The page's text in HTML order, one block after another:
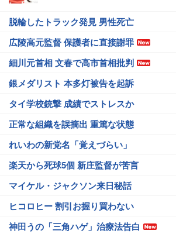
脱輪したトラック発見 男性死亡
広陵高元監督 保護者に直接謝罪
細川元首相 文春で高市首相批判
銀メダリスト 本多灯被告を起訴
タイ学校銃撃 成績でストレスか
正常な組織を誤摘出 重篤な状態
れいわの新党名「覚えづらい」
楽天から死球5個 新庄監督が苦言
マイケル・ジャクソン来日秘話
ヒコロヒー 割引お握り買わない
神田うの「三角ハゲ」治療法告白